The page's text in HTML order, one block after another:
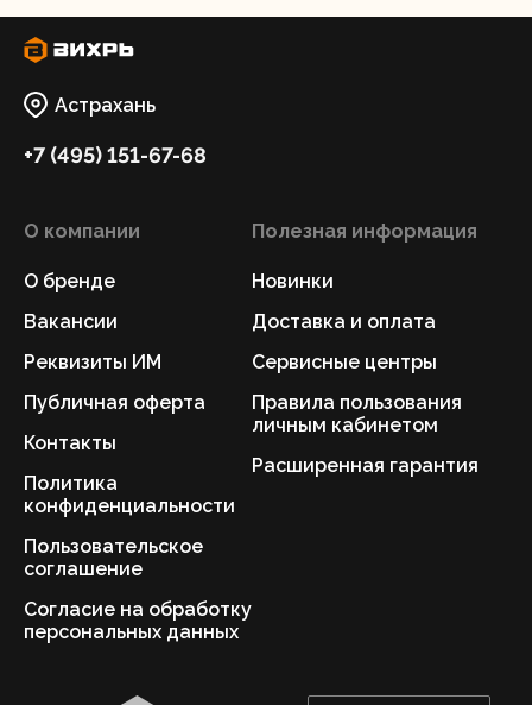
Астрахань
+7 (495) 151-67-68
О компании
О бренде
Вакансии
Реквизиты ИМ
Публичная оферта
Контакты
Политика
конфиденциальности
Пользовательское
соглашение
Согласие на обработку
персональных данных
Полезная информация
Новинки
Доставка и оплата
Сервисные центры
Правила пользования
личным кабинетом
Расширенная гарантия